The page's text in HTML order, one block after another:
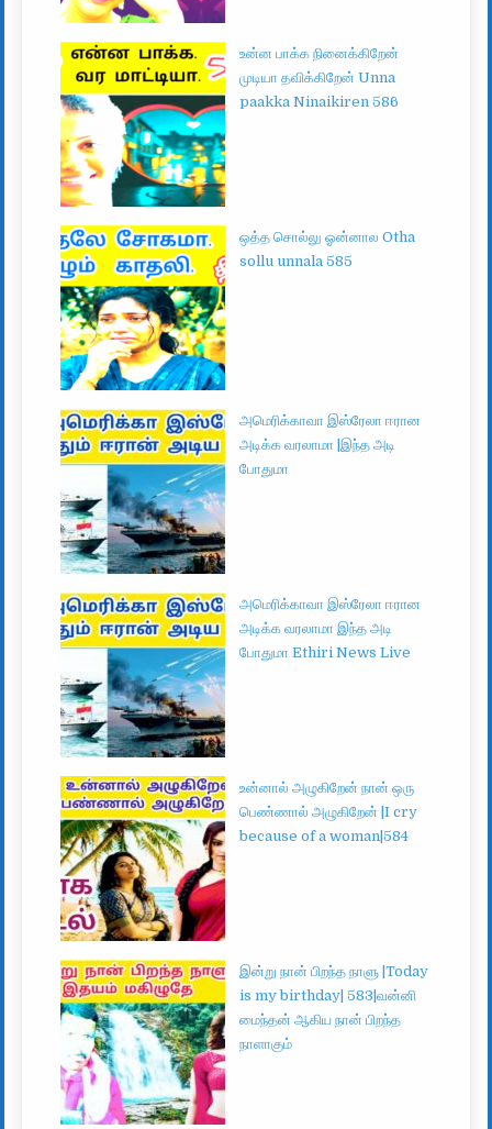
உன்ன பாக்க நினைக்கிறேன்
முடியா தவிக்கிறேன் Unna
paakka Ninaikiren 586
ஒத்த சொல்லு ஓன்னால Otha
sollu unnala 585
அமெரிக்காவா இஸ்ரேலா ஈரான
அடிக்க வரலாமா |இந்த அடி
போதுமா
அமெரிக்காவா இஸ்ரேலா ஈரான
அடிக்க வரலாமா இந்த அடி
போதுமா Ethiri News Live
உன்னால் அழுகிறேன் நான் ஒரு
பெண்ணால் அழுகிறேன் |I cry
because of a woman|584
இன்று நான் பிறந்த நாளு |Today
is my birthday| 583|வன்னி
மைந்தன் ஆகிய நான் பிறந்த
நாளாகும்